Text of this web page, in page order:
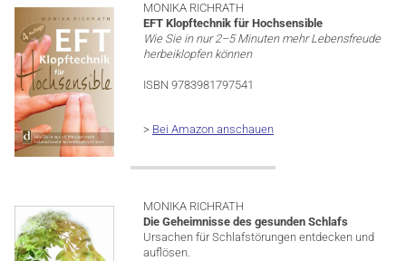
MONIKA RICHRATH
EFT Klopftechnik für Hochsensible
Wie Sie in nur 2–5 Minuten mehr Lebensfreude
herbeiklopfen können
ISBN 9783981797541
> Bei Amazon anschauen
MONIKA RICHRATH
Die Geheimnisse des gesunden Schlafs
Ursachen für Schlafstörungen entdecken und
auflösen.